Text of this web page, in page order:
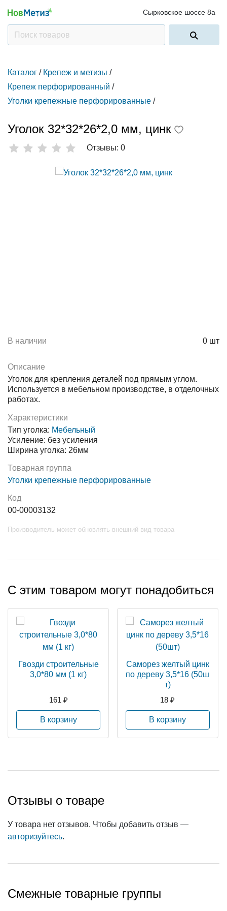
Сырковское шоссе 8а
Каталог / Крепеж и метизы /
Крепеж перфорированный /
Уголки крепежные перфорированные /
Уголок 32*32*26*2,0 мм, цинк
Отзывы: 0
В наличии 0 шт
Описание
Уголок для крепления деталей под прямым углом.
Используется в мебельном производстве, в отделочных
работах.
Характеристики
Тип уголка: Мебельный
Усиление: без усиления
Ширина уголка: 26мм
Товарная группа
Уголки крепежные перфорированные
Код
00-00003132
Производитель может обновлять внешний вид товара
С этим товаром могут понадобиться
Гвозди строительные
3,0*80 мм (1 кг)
161 ₽
В корзину
Саморез желтый цинк
по дереву 3,5*16 (50ш
т)
18 ₽
В корзину
Отзывы о товаре
У товара нет отзывов. Чтобы добавить отзыв —
авторизуйтесь.
Смежные товарные группы